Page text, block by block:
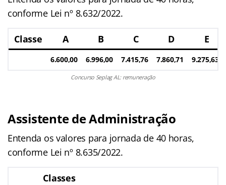
conforme Lei nº 8.632/2022.
Classe A B C D E
6.600,00 6.996,00 7.415,76 7.860,71 9.275,63
Concurso Seplag AL: remuneração
Assistente de Administração
Entenda os valores para jornada de 40 horas,
conforme Lei nº 8.635/2022.
Classes